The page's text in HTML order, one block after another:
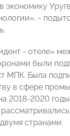
экономику
-
- отеле»
были
МПК. Была
в сфере
2018-2020
странами.